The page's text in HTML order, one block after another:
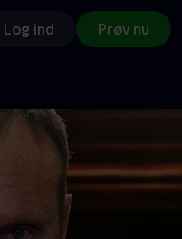
Log ind Prøv nu